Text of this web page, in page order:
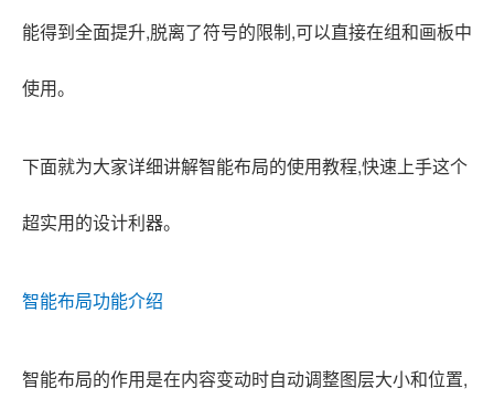
能得到全面提升,脱离了符号的限制,可以直接在组和画板中
使用。
下面就为大家详细讲解智能布局的使用教程,快速上手这个
超实用的设计利器。
智能布局功能介绍
智能布局的作用是在内容变动时自动调整图层大小和位置,